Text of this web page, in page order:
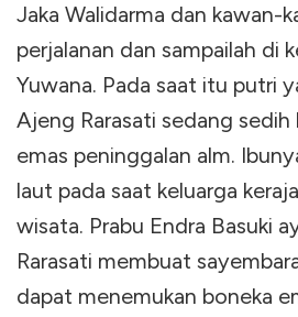
Jaka Walidarma dan kawan-
perjalanan dan sampailah di
Yuwana. Pada saat itu putri
Ajeng Rarasati sedang sedih
emas peninggalan alm.
laut pada saat keluarga
wisata. Prabu Endra Basuki
Rarasati membuat
dapat menemukan boneka